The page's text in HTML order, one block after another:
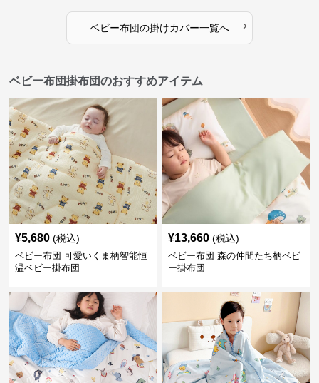
ベビー布団の掛けカバー一覧へ ›
ベビー布団掛布団のおすすめアイテム
¥5,680 (税込)
ベビー布団 可愛いくま柄智能恒
温ベビー掛布団
¥13,660 (税込)
ベビー布団 森の仲間たち柄ベビ
ー掛布団